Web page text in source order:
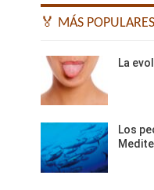
🏅 MÁS POPULARES
La
Los